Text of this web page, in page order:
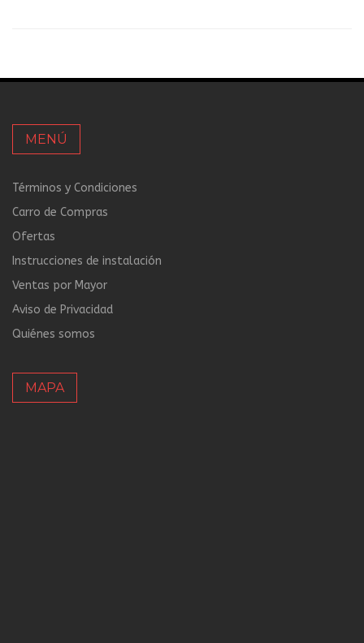
MENÚ
Términos y Condiciones
Carro de Compras
Ofertas
Instrucciones de instalación
Ventas por Mayor
Aviso de Privacidad
Quiénes somos
MAPA